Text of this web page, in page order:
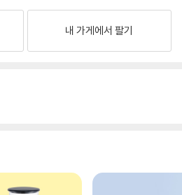
내 가게에서 팔기